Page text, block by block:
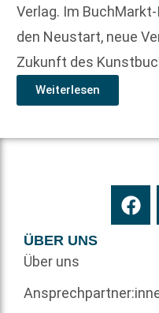
Verlag. Im
den Neustart, neue
Zukunft des
Weiterlesen
ÜBER UNS
Über uns